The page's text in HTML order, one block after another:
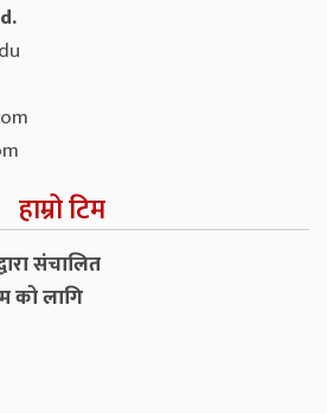
हाम्रो टिम
संचालित
को लागि